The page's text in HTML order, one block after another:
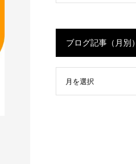
ブログ記事（月別）
月を選択